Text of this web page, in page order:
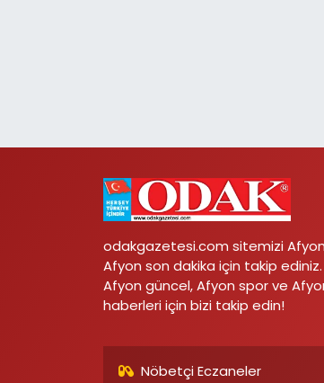
odakgazetesi.com sitemizi
Afyon son dakika için takip
Afyon güncel, Afyon spor ve
haberleri için bizi takip edin!
Nöbetçi Eczaneler